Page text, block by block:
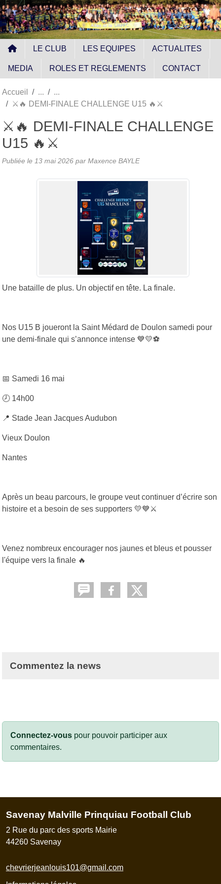
LE CLUB LES EQUIPES ACTUALITES
MEDIA ROLES ET REGLEMENTS CONTACT
Accueil
⚔️🔥 DEMI-FINALE CHALLENGE U15 🔥⚔️
⚔️🔥 DEMI-FINALE CHALLENGE
U15 🔥⚔️
Publiée le 13 mai 2026 par Maxence BAYLE
Une bataille de plus. Un objectif en tête. La finale.
Nos U15 B joueront la Saint Médard de Doulon samedi pour
une demi-finale qui s’annonce intense 💙💛⚽️
📅 Samedi 16 mai
🕗 14h00
📍 Stade Jean Jacques Audubon
Vieux Doulon
Nantes
Après un beau parcours, le groupe veut continuer d’écrire son
histoire et a besoin de ses supporters 💛💙⚔️
Venez nombreux encourager nos jaunes et bleus et pousser
l'équipe vers la finale 🔥
Commentez la news
Connectez-vous pour pouvoir participer aux
commentaires.
Savenay Malville Prinquiau Football Club
2 Rue du parc des sports Mairie
44260 Savenay
chevrierjeanlouis101@gmail.com
Panneau de gestion des cookies